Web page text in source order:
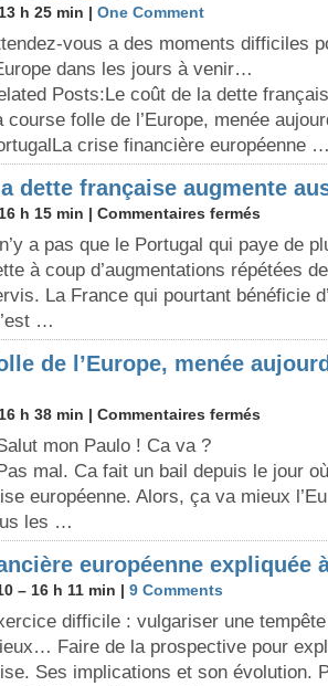
h 25 min | One Comment
vous a des moments difficiles
dans les jours à venir…
Posts:Le coût de la dette
course folle de l’Europe, menée
crise financière européenne
dette française augmente
h 15 min | Commentaires fermés
a pas que le Portugal qui paye de
à coup d’augmentations répétées
La France qui pourtant bénéficie
…
de l’Europe, menée
h 38 min | Commentaires fermés
mon Paulo ! Ca va ?
mal. Ca fait un bail depuis le jour
européenne. Alors, ça va mieux
les …
européenne expliquée
– 16 h 11 min | 9 Comments
difficile : vulgariser une
Faire de la prospective pour
Ses implications et son évolution.